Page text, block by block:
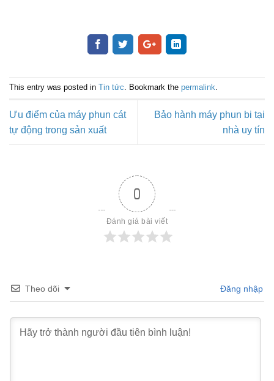
This entry was posted in Tin tức. Bookmark the permalink.
Ưu điểm của máy phun cát
tự động trong sản xuất
Bảo hành máy phun bi tại
nhà uy tín
0
Đánh giá bài viết
Theo dõi Đăng nhập